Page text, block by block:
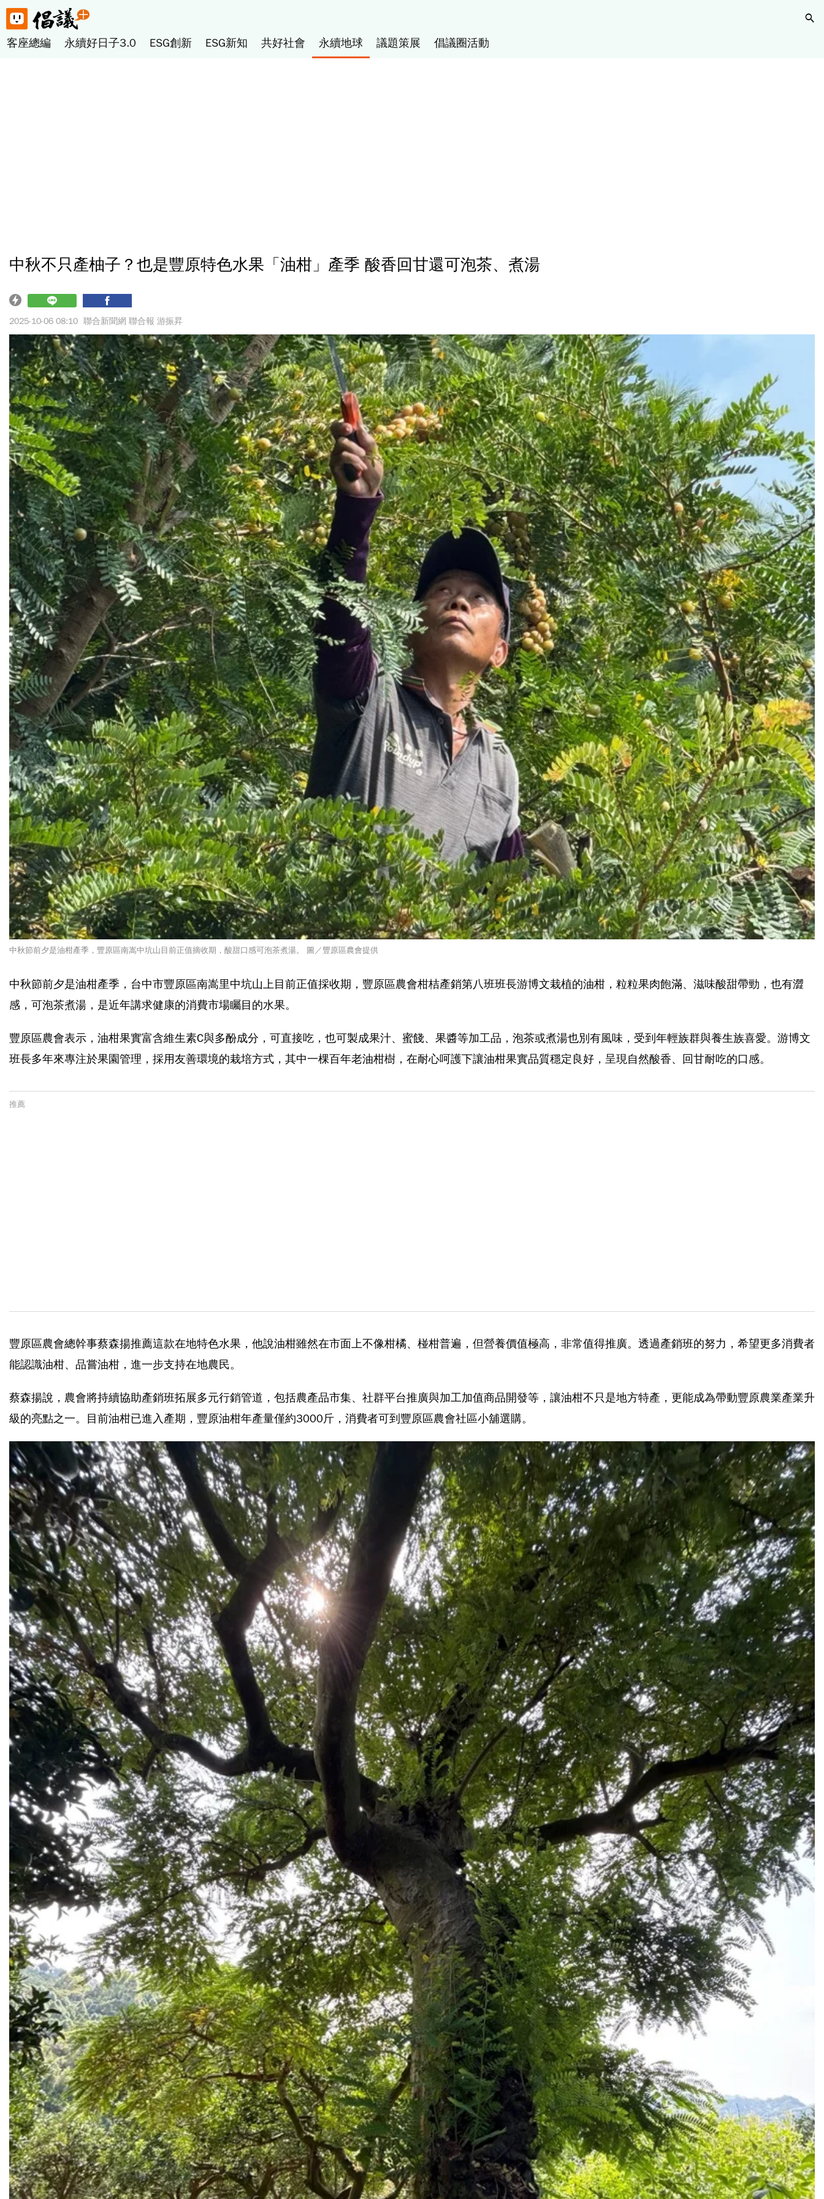
客座總編 永續好日子3.0 ESG創新 ESG新知 共好社會 永續地球 議題策展 倡議圈活動
中秋不只產柚子？也是豐原特色水果「油柑」產季 酸香回甘還可泡茶、煮湯
2025-10-06 08:10 聯合新聞網 聯合報 游振昇
中秋節前夕是油柑產季，豐原區南嵩中坑山目前正值摘收期，酸甜口感可泡茶煮湯。 圖／豐原區農會提供
中秋節前夕是油柑產季，台中市豐原區南嵩里中坑山上目前正值採收期，豐原區農會柑桔產銷第八班班長游博文栽植的油柑，粒粒果肉飽滿、滋味酸甜帶勁，也有澀
感，可泡茶煮湯，是近年講求健康的消費市場矚目的水果。
豐原區農會表示，油柑果實富含維生素C與多酚成分，可直接吃，也可製成果汁、蜜餞、果醬等加工品，泡茶或煮湯也別有風味，受到年輕族群與養生族喜愛。游博文
班長多年來專注於果園管理，採用友善環境的栽培方式，其中一棵百年老油柑樹，在耐心呵護下讓油柑果實品質穩定良好，呈現自然酸香、回甘耐吃的口感。
豐原區農會總幹事蔡森揚推薦這款在地特色水果，他說油柑雖然在市面上不像柑橘、椪柑普遍，但營養價值極高，非常值得推廣。透過產銷班的努力，希望更多消費者
能認識油柑、品嘗油柑，進一步支持在地農民。
蔡森揚說，農會將持續協助產銷班拓展多元行銷管道，包括農產品市集、社群平台推廣與加工加值商品開發等，讓油柑不只是地方特產，更能成為帶動豐原農業產業升
級的亮點之一。目前油柑已進入產期，豐原油柑年產量僅約3000斤，消費者可到豐原區農會社區小舖選購。